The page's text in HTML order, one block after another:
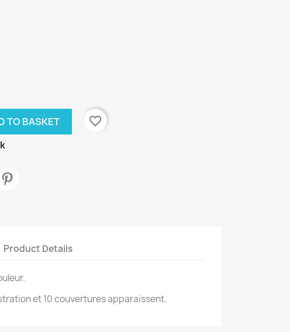
TO BASKET
favorite_border
Product Details
et 10 couvertures apparaissent.